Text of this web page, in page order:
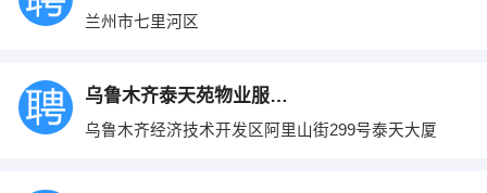
兰州市七里河区
乌鲁木齐泰天苑物业服务有限公司
乌鲁木齐经济技术开发区阿里山街299号泰天大厦